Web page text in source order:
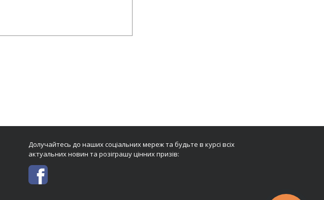
Долучайтесь до наших соціальних мереж та будьте в курсі всіх
актуальних новин та розіграшу цінних призів: